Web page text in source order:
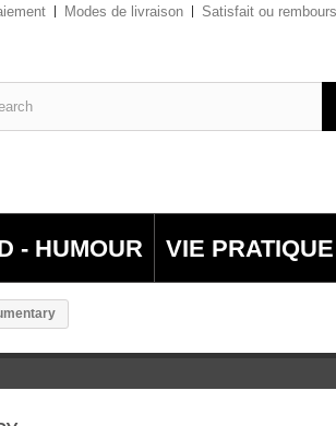
Modes de livraison Satisfait ou
- HUMOUR VIE PRATIQUE